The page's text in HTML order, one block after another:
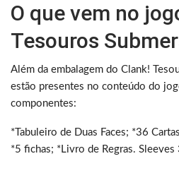
O que vem no
Tesouros
Além da embalagem do Clank!
estão presentes no conteúdo do
componentes:
*Tabuleiro de Duas Faces; *36
*5 fichas; *Livro de Regras.